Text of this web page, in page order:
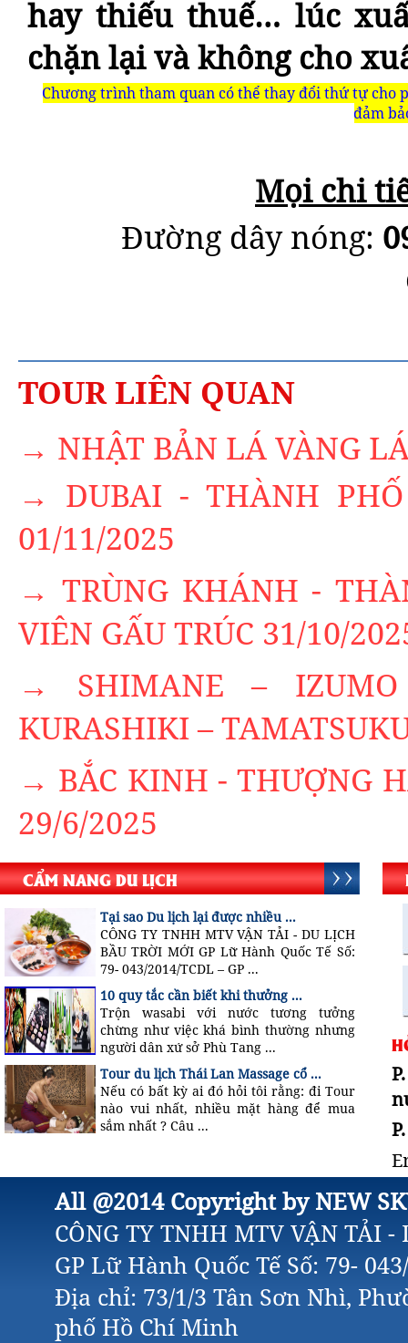
hay thiếu thuế… lúc
chặn lại và không cho
Chương trình tham quan có thể thay đổi thứ tự
đảm
Mọi chi
Đường dây nóng:
TOUR LIÊN QUAN
→ NHẬT BẢN LÁ VÀNG
→ DUBAI - THÀNH
01/11/2025
→ TRÙNG KHÁNH -
VIÊN GẤU TRÚC 31/10/
→ SHIMANE –
KURASHIKI –
→ BẮC KINH - THƯỢNG
29/6/2025
CẨM NANG DU LỊCH
Tại sao Du lịch lại được nhiều ...
CÔNG TY TNHH MTV VẬN TẢI - DU LỊCH
BẦU TRỜI MỚI GP Lữ Hành Quốc Tế Số:
79- 043/2014/TCDL – GP ...
10 quy tắc cần biết khi thưởng ...
Trộn wasabi với nước tương tưởng
chừng như việc khá bình thường nhưng
người dân xứ sở Phù Tang ...
Tour du lịch Thái Lan Massage cổ ...
Nếu có bất kỳ ai đó hỏi tôi rằng: đi Tour
nào vui nhất, nhiều mặt hàng để mua
sắm nhất ? Câu ...
All @2014 Copyright by NEW
CÔNG TY TNHH MTV VẬN TẢI
GP Lữ Hành Quốc Tế Số: 79-
Địa chỉ: 73/1/3 Tân Sơn Nhì,
phố Hồ Chí Minh